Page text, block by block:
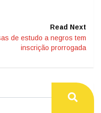
Read Next
de estudo a negros tem
inscrição prorrogada